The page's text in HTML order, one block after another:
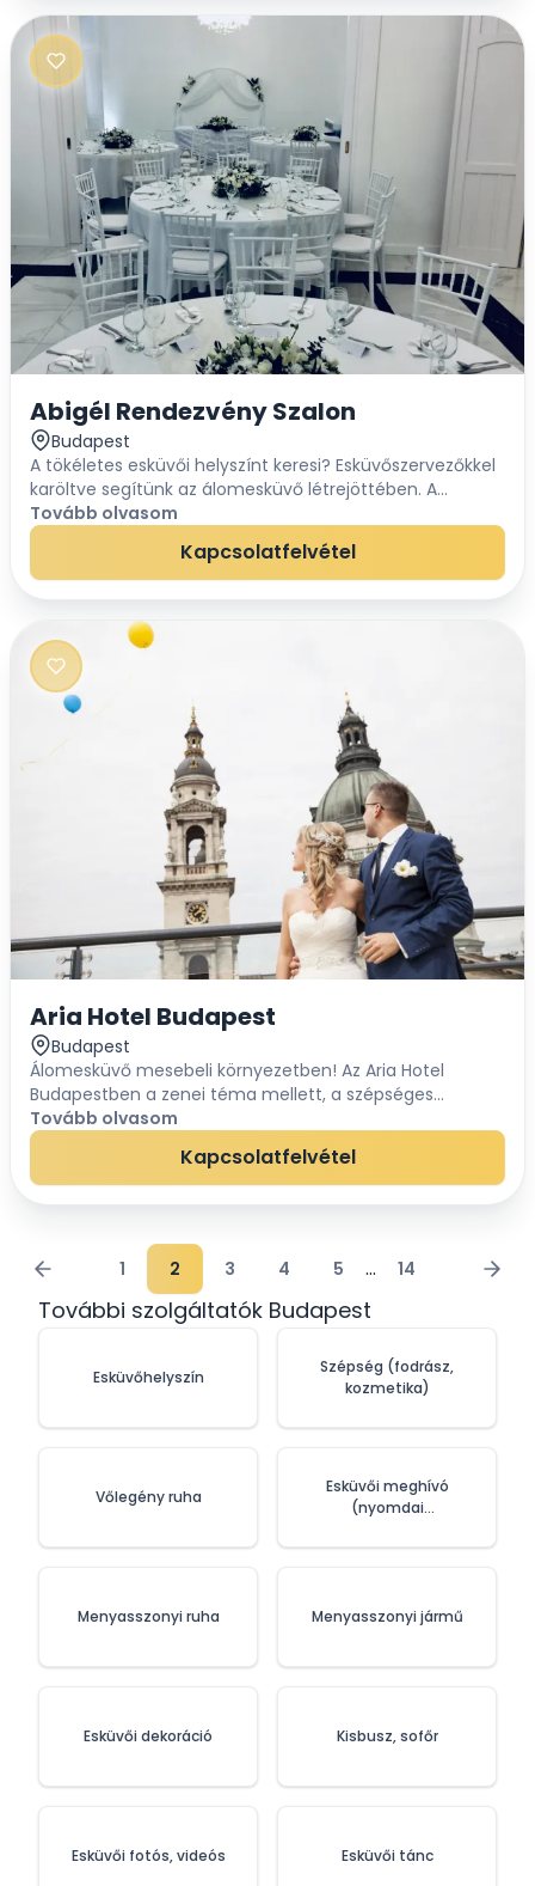
Abigél Rendezvény Szalon
Budapest
A tökéletes esküvői helyszínt keresi? Esküvőszervezőkkel
karöltve segítünk az álomesküvő létrejöttében. A
modern elegancia jegyeit viselő Abigél Rendezvény
Szalonnál nem is találhat jobb helyszínt esk...
Tovább olvasom
Kapcsolatfelvétel
Aria Hotel Budapest
Budapest
Álomesküvő mesebeli környezetben! Az Aria Hotel
Budapestben a zenei téma mellett, a szépséges
Budapesti panoráma emeli e különleges esemény
fényét. Tegye élete legcsodálatosabb élményét
Tovább olvasom
Kapcsolatfelvétel
1 2 3 4 5 ... 14
További szolgáltatók Budapest
Esküvőhelyszín
Vőlegény ruha
Menyasszonyi ruha
Esküvői dekoráció
Esküvői fotós, videós
Szépség (fodrász,
kozmetika)
Esküvői meghívó
(nyomdai
Menyasszonyi jármű
Kisbusz, sofőr
Esküvői tánc